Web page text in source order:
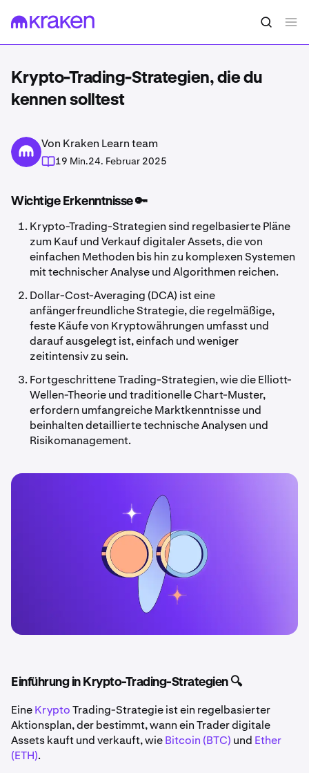
Krypto-Trading-Strategien, die du
kennen solltest
Von Kraken Learn team
19 Min.24. Februar 2025
Wichtige Erkenntnisse 🔑
Krypto-Trading-Strategien sind regelbasierte Pläne
zum Kauf und Verkauf digitaler Assets, die von
einfachen Methoden bis hin zu komplexen Systemen
mit technischer Analyse und Algorithmen reichen.
Dollar-Cost-Averaging (DCA) ist eine
anfängerfreundliche Strategie, die regelmäßige,
feste Käufe von Kryptowährungen umfasst und
darauf ausgelegt ist, einfach und weniger
zeitintensiv zu sein.
Fortgeschrittene Trading-Strategien, wie die Elliott-
Wellen-Theorie und traditionelle Chart-Muster,
erfordern umfangreiche Marktkenntnisse und
beinhalten detaillierte technische Analysen und
Risikomanagement.
Einführung in Krypto-Trading-Strategien 🔍
EineKryptoTrading-Strategie ist ein regelbasierter
Aktionsplan, der bestimmt, wann ein Trader digitale
Assets kauft und verkauft, wieBitcoin (BTC) und Ether
(ETH).